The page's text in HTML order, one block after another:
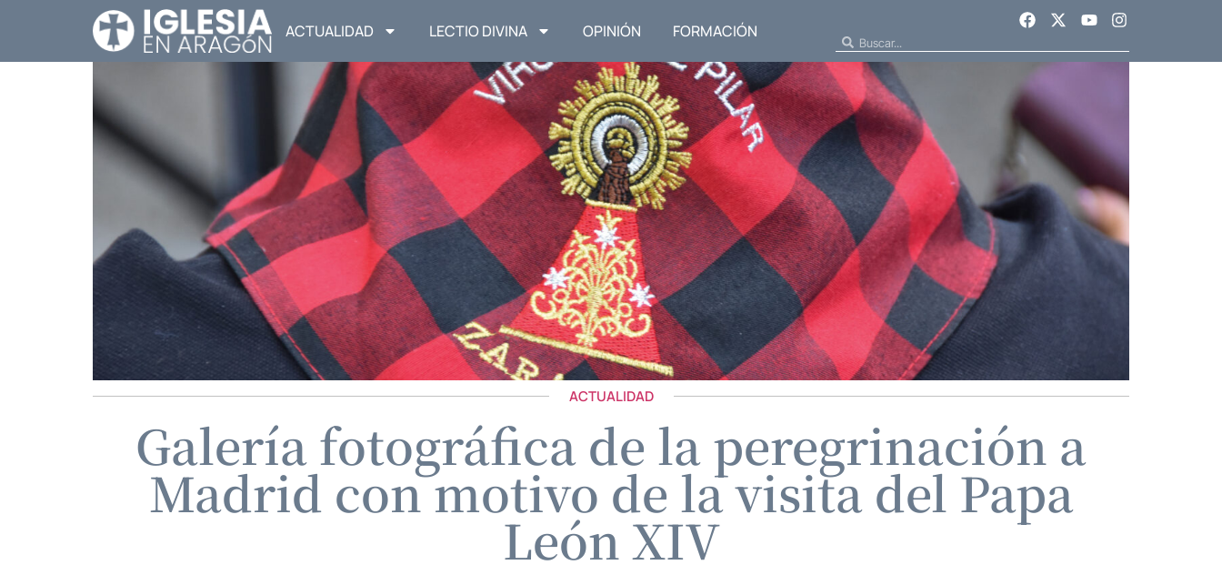
ACTUALIDAD LECTIO DIVINA OPINIÓN FORMACIÓN
ACTUALIDAD
Galería fotográfica de la peregrinación a
Madrid con motivo de la visita del Papa
León XIV